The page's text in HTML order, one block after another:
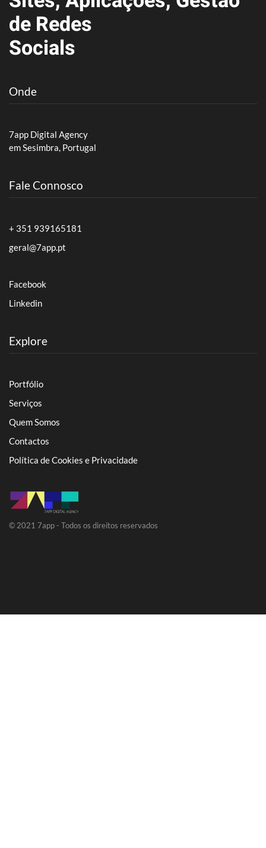
de Redes
Socials
Onde
7app Digital Agency
em Sesimbra, Portugal
Fale Connosco
+ 351 939165181
geral@7app.pt
Facebook
Linkedin
Explore
Portfólio
Serviços
Quem Somos
Contactos
Política de Cookies e Privacidade
© 2021 7app - Todos os direitos reservados